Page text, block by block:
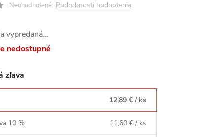
Neohodnotené Podrobnosti hodnotenia
vypredaná…
nedostupné
zľava
12,89 € / ks
10 % 11,60 € / ks